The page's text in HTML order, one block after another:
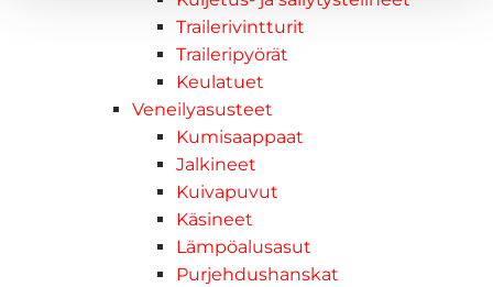
Trailerivintturit
Traileripyörät
Keulatuet
Veneilyasusteet
Kumisaappaat
Jalkineet
Kuivapuvut
Käsineet
Lämpöalusasut
Purjehdushanskat